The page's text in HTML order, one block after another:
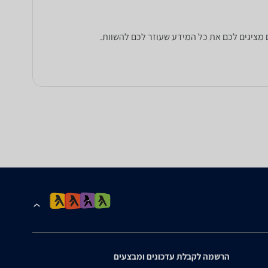
הרשמה לקבלת עדכונים ומבצעים